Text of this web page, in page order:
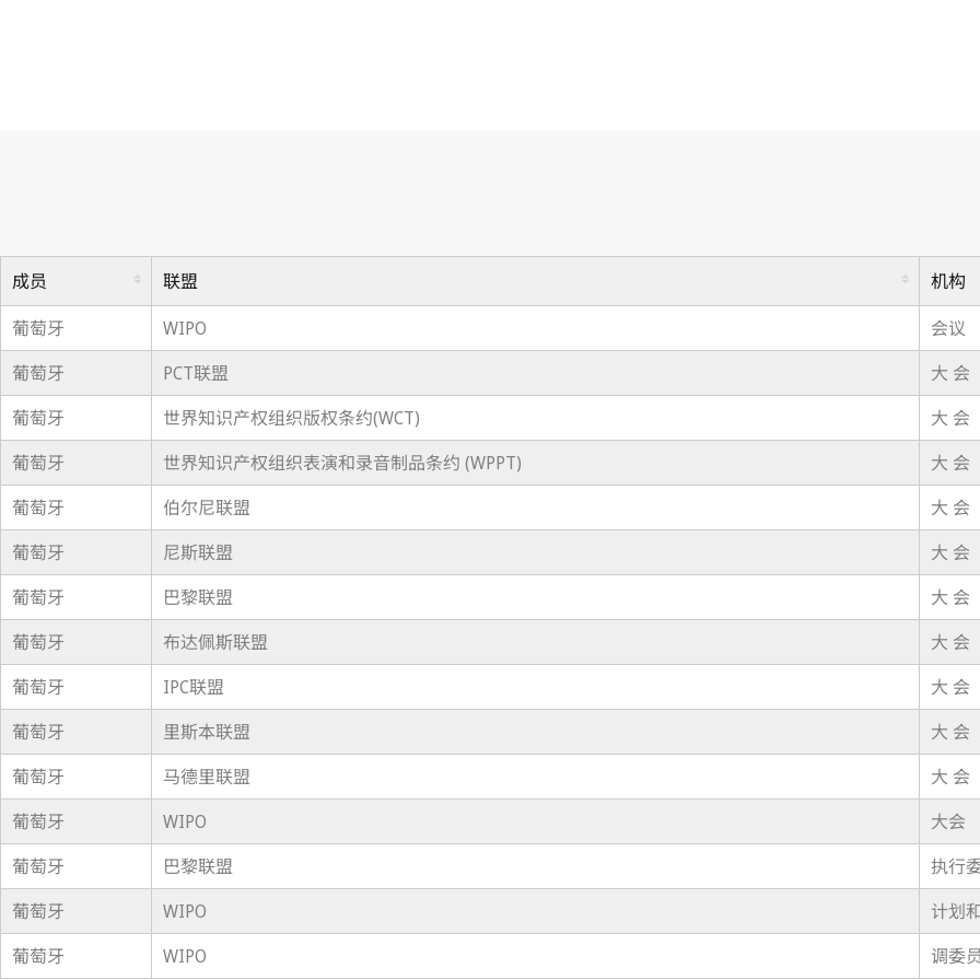
成员 联盟
机构
葡萄牙
WIPO
会议
葡萄牙
PCT联盟
大 会
葡萄牙
世界知识产权组织版权条约(WCT)
大 会
葡萄牙
世界知识产权组织表演和录音制品条约 (WPPT)
大 会
葡萄牙
伯尔尼联盟
大 会
葡萄牙
尼斯联盟
大 会
葡萄牙
巴黎联盟
大 会
葡萄牙
布达佩斯联盟
大 会
葡萄牙
IPC联盟
大 会
葡萄牙
里斯本联盟
大 会
葡萄牙
马德里联盟
大 会
葡萄牙
WIPO
大会
葡萄牙
巴黎联盟
执行
葡萄牙
WIPO
计划
葡萄牙
WIPO 调委